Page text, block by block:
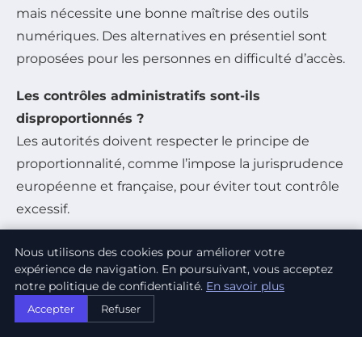
mais nécessite une bonne maîtrise des outils
numériques. Des alternatives en présentiel sont
proposées pour les personnes en difficulté d’accès.
Les contrôles administratifs sont-ils
disproportionnés ?
Les autorités doivent respecter le principe de
proportionnalité, comme l’impose la jurisprudence
européenne et française, pour éviter tout contrôle
excessif.
PARTAGER :
TWITTER FACEBOOK LINKEDIN
Nous utilisons des cookies pour améliorer votre
expérience de navigation. En poursuivant, vous acceptez
notre politique de confidentialité. En savoir plus
Accepter Refuser